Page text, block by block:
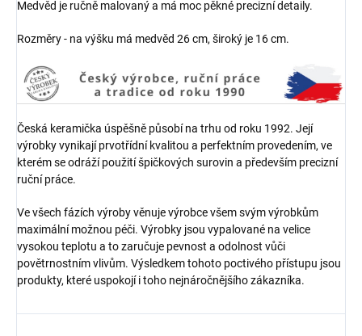
Medvěd je ručně malovaný a má moc pěkné precizní detaily.
Rozměry - na výšku má medvěd 26 cm, široký je 16 cm.
Česká keramička úspěšně působí na trhu od roku 1992. Její
výrobky vynikají prvotřídní kvalitou a perfektním provedením, ve
kterém se odráží použití špičkových surovin a především precizní
ruční práce.
Ve všech fázích výroby věnuje výrobce všem svým výrobkům
maximální možnou péči. Výrobky jsou vypalované na velice
vysokou teplotu a to zaručuje pevnost a odolnost vůči
povětrnostním vlivům. Výsledkem tohoto poctivého přístupu jsou
produkty, které uspokojí i toho nejnáročnějšího zákazníka.